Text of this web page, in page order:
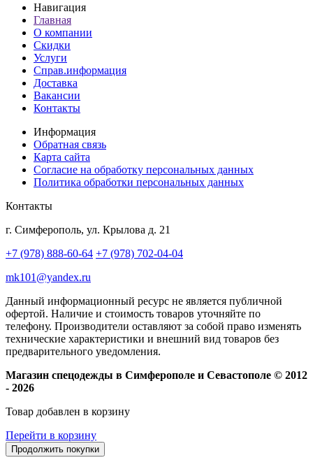
Навигация
Главная
О компании
Скидки
Услуги
Справ.информация
Доставка
Вакансии
Контакты
Информация
Обратная связь
Карта сайта
Согласие на обработку персональных данных
Политика обработки персональных данных
Контакты
г. Симферополь, ул. Крылова д. 21
+7 (978) 888-60-64 +7 (978) 702-04-04
mk101@yandex.ru
Данный информационный ресурс не является публичной
офертой. Наличие и стоимость товаров уточняйте по
телефону. Производители оставляют за собой право изменять
технические характеристики и внешний вид товаров без
предварительного уведомления.
Магазин спецодежды в Симферополе и Севастополе © 2012
- 2026
Товар добавлен в корзину
Перейти в корзину
Продолжить покупки